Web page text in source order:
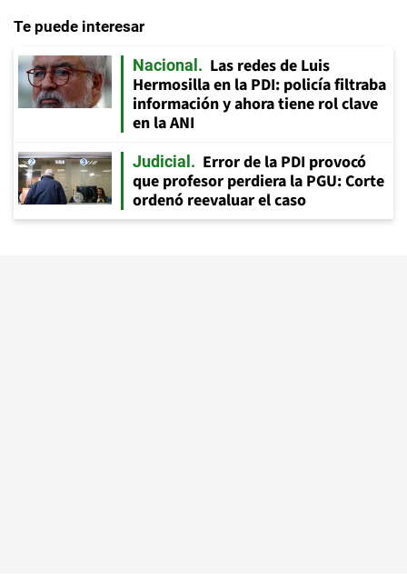
Te puede interesar
Nacional
Las redes de Luis
Hermosilla en la PDI: policía filtraba
información y ahora tiene rol clave
en la ANI
Judicial
Error de la PDI provocó
que profesor perdiera la PGU: Corte
ordenó reevaluar el caso